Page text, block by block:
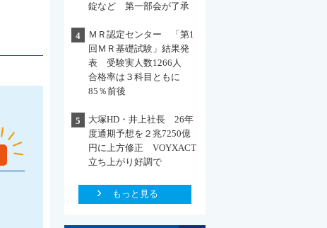
錠など 第一部会が了承
4
ＭＲ認定センター 「第1
回ＭＲ基礎試験」結果発
表 受験実人数1266人
合格率は３科目ともに
85％前後
5
大塚HD・井上社長 26年
度通期予想を２兆7250億
円に上方修正 VOYXACT
立ち上がり好調で
もっと見る